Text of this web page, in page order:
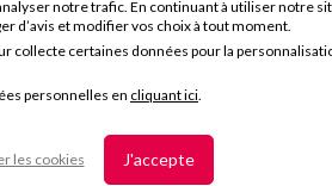
notre trafic. En continuant à utiliser notre
d’avis et modifier vos choix à tout moment.
collecte certaines données pour la
personnelles en cliquant ici.
les cookies J'accepte